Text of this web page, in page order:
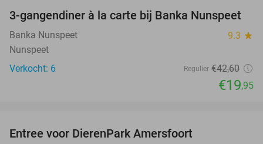
53%
NEW
TODAY
3-gangendiner à la carte bij Banka Nunspeet
Banka Nunspeet 9.3 star
Nunspeet
Verkocht: 6
Regulier €42,60
€19,95
Entree voor DierenPark Amersfoort